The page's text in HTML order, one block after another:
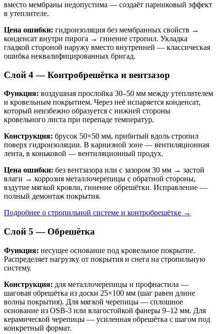
вместо мембраны недопустима — создаёт парниковый эффект
в утеплителе.
Цена ошибки: гидроизоляция без мембранных свойств →
конденсат внутри пирога → гниение стропил. Укладка
гладкой стороной наружу вместо внутренней — классическая
ошибка неквалифицированных бригад.
Слой 4 — Контробрешётка и вентзазор
Функция: воздушная прослойка 30–50 мм между утеплителем
и кровельным покрытием. Через неё испаряется конденсат,
который неизбежно образуется с нижней стороны
кровельного листа при перепаде температур.
Конструкция: брусок 50×50 мм, прибитый вдоль стропил
поверх гидроизоляции. В карнизной зоне — вентиляционная
лента, в коньковой — вентиляционный продух.
Цена ошибки: без вентзазора или с зазором 30 мм → застой
влаги → коррозия металлочерепицы с обратной стороны,
вздутие мягкой кровли, гниение обрешётки. Исправление —
полный демонтаж покрытия.
Подробнее о стропильной системе и контробрешётке →
Слой 5 — Обрешётка
Функция: несущее основание под кровельное покрытие.
Распределяет нагрузку от покрытия и снега на стропильную
систему.
Конструкция: для металлочерепицы и профнастила —
шаговая обрешётка из доски 25×100 мм (шаг равен длине
волны покрытия). Для мягкой черепицы — сплошное
основание из OSB-3 или влагостойкой фанеры 9–12 мм. Для
керамической черепицы — усиленная обрешётка с шагом под
конкретный формат.